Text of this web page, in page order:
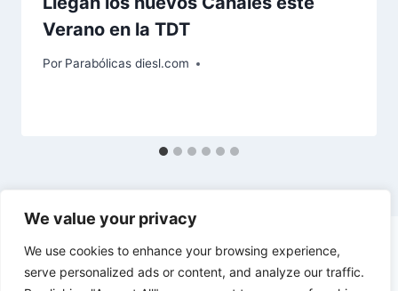
We value your privacy
We use cookies to enhance your browsing experience,
serve personalized ads or content, and analyze our traffic.
Verano en la TDT
Por Parabólicas diesl.com